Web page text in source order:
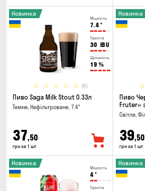
Міцність
7.4°
Гіркота
30 IBU
Щільність
19 %
(0)
Новинка
Пиво Saga Milk Stout 0.33л
Темне, Нефільтроване, 7.4°
37,50
грн за 1 шт
Новинка
Пиво
Fruter»
Світле,
39,50
грн за 1 шт
Міцність
4°
Гіркота
Новинка Новинка